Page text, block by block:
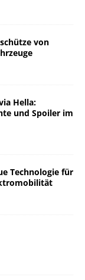
von
Hella:
und Spoiler im
Technologie für